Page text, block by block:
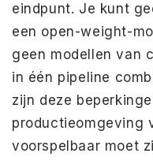
eindpunt. Je kunt
een open-weight-
geen modellen van
in één pipeline
zijn deze
productieomgeving
voorspelbaar moet